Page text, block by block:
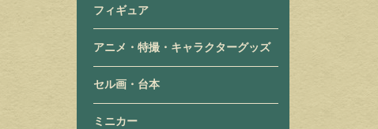
フィギュア
アニメ・特撮・キャラクターグッズ
セル画・台本
ミニカー